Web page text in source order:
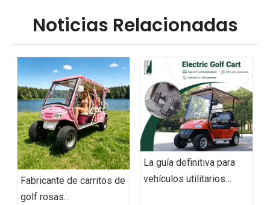
Noticias Relacionadas
Fabricante de carritos de
golf rosas
La guía definitiva para
vehículos utilitarios